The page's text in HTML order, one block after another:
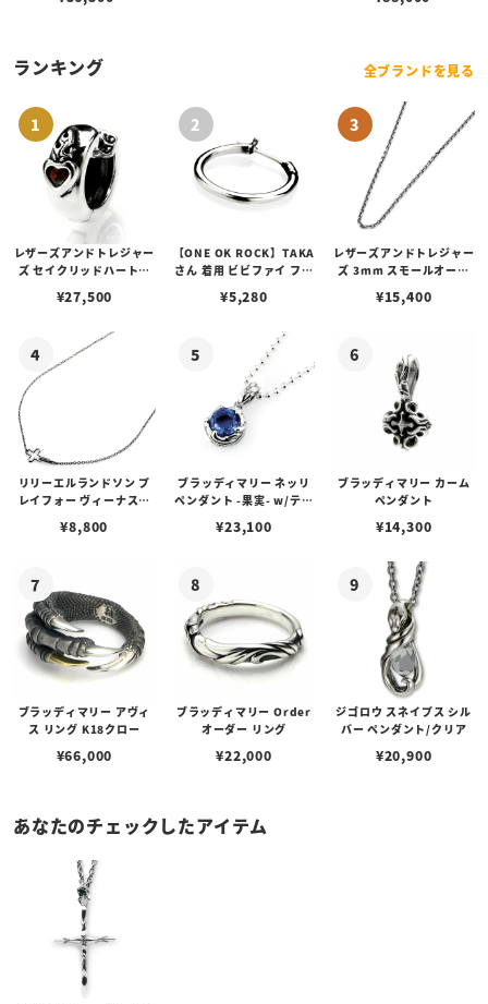
ランキング 全ブランドを見る
レザーズアンドトレジャー
ズ セイクリッドハートピ
¥27,500
【ONE OK ROCK】TAKA
さん 着用 ビビファイ フー
¥5,280
レザーズアンドトレジャー
ズ 3mm スモールオーバ
ブスタークラスプ＆LTロ
¥15,400
リリーエルランドソン プ
レイフォー ヴィーナスチ
¥8,800
ブラッディマリー ネッリ
ペンダント -果実- w/ティ
¥23,100
ブラッディマリー カーム
ペンダント
¥14,300
ブラッディマリー アヴィ
ス リング K18クロー
¥66,000
ブラッディマリー Order
オーダー リング
¥22,000
ジゴロウ スネイプス シル
バー ペンダント/クリア
¥20,900
あなたのチェックしたアイテム